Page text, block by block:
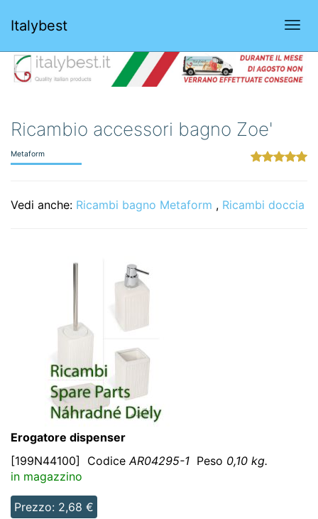
Italybest
Ricambio accessori bagno Zoe'
Metaform
Vedi anche: Ricambi bagno Metaform , Ricambi doccia
Erogatore dispenser
[199N44100]
Codice AR04295-1 Peso 0,10 kg.
in magazzino
Prezzo: 2,68 €